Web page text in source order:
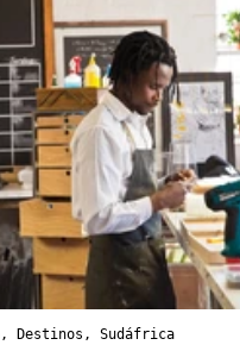
, Destinos , Sudáfrica